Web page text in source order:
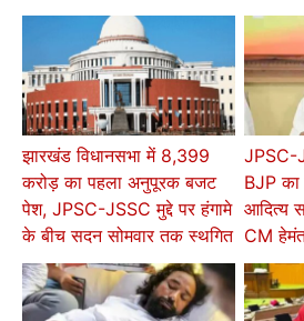
झारखंड विधानसभा में 8,399
करोड़ का पहला अनुपूरक बजट
पेश, JPSC-JSSC मुद्दे पर हंगामे
के बीच सदन सोमवार तक स्थगित
JPSC-
BJP का
आदित्य
CM